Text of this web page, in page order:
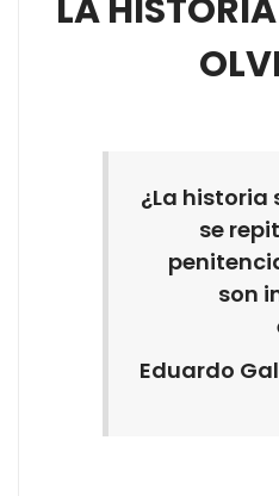
LA HISTORIA
¿La historia
se
son
Eduardo